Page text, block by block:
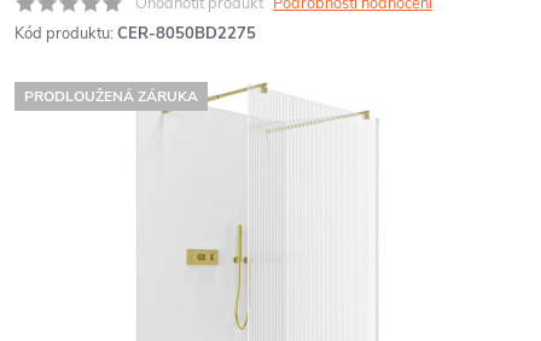
Kód produktu: CER-8050BD2275
PRODLOUŽENÁ ZÁRUKA